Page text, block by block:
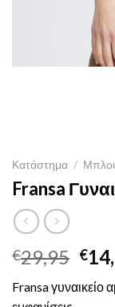
Κατάστημα /
Fransa
€29,95
price
€
Fransa